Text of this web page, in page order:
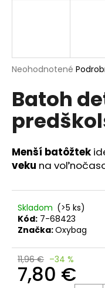
Priemerné
produktu
je
5
hviezdičiek.
Neohodnotené
Batoh
Menší batôžtek
veku na
Skladom (>5 ks)
Kód: 7-68423
Značka:Oxybag
11,96 € –34 %
7,80 €
ť
?
O
p
o
ú
č